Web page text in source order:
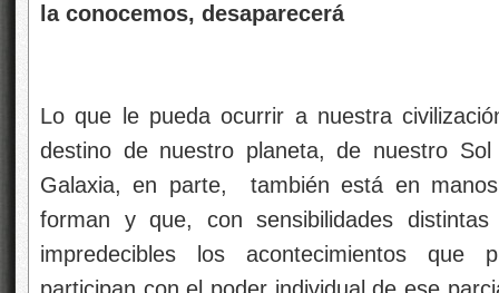
la conocemos, desaparecerá
Lo que le pueda ocurrir a nuestra
destino de nuestro planeta, de nuestro
Galaxia, en parte, también está en
forman y que, con sensibilidades
impredecibles los acontecimientos que